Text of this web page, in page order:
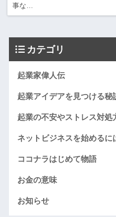
事な…
カテゴリ
起業家偉人伝
起業アイデアを見つける秘
起業の不安やストレス対処
ネットビジネスを始めるに
ココナラはじめて物語
お金の意味
お知らせ